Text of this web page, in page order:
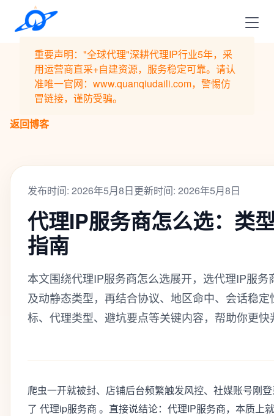
返回博客
发布时间: 2026年5月8日更新时间: 2026年5月8日
代理IP服务商怎么选：类
指南
本文围绕代理IP服务商怎么选展开，选代理IP服
及动静态类型，再结合协议、地区命中、会话稳
标、代理类型、避坑要点等关键内容，帮助你更
爬虫一开就被封、店铺后台频繁触发风控、社媒账号刚
了 代理ip服务商 。直接说结论：代理IP服务商，本质上
重要声明："全球代理"深耕代理IP行业5年，采
用运营商直采+自建资源，服务稳定可靠。请认
准唯一官网：www.quanqiudaili.com，警惕仿
冒链接，谨防受骗。